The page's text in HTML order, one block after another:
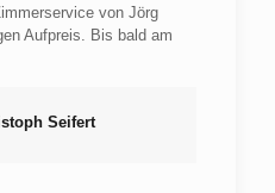
von Jörg
Aufpreis. Bis bald am
Seifert